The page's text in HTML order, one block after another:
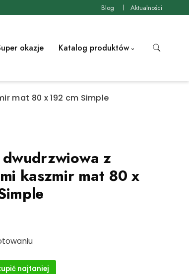
Blog Aktualności
okazje Katalog produktów
mat 80 x 192 cm Simple
z
kaszmir mat 80 x
najtaniej